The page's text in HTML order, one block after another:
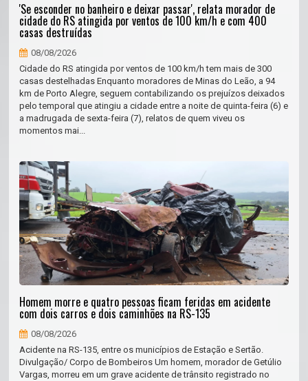
'Se esconder no banheiro e deixar passar', relata morador de
cidade do RS atingida por ventos de 100 km/h e com 400
casas destruídas
08/08/2026
Cidade do RS atingida por ventos de 100 km/h tem mais de 300
casas destelhadas Enquanto moradores de Minas do Leão, a 94
km de Porto Alegre, seguem contabilizando os prejuízos deixados
pelo temporal que atingiu a cidade entre a noite de quinta-feira (6) e
a madrugada de sexta-feira (7), relatos de quem viveu os
momentos mai...
Homem morre e quatro pessoas ficam feridas em acidente
com dois carros e dois caminhões na RS-135
08/08/2026
Acidente na RS-135, entre os municípios de Estação e Sertão.
Divulgação/ Corpo de Bombeiros Um homem, morador de Getúlio
Vargas, morreu em um grave acidente de trânsito registrado no